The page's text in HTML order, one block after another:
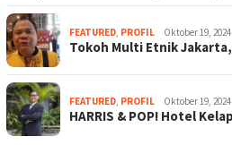
FEATURED, PROFIL Oktober 19, 2024
Tokoh Multi Etnik
FEATURED, PROFIL Oktober 19, 2024
HARRIS & POP! Hotel